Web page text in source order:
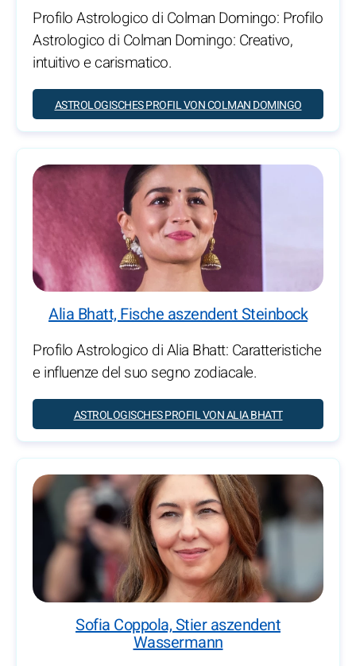
Profilo Astrologico di Colman Domingo: Profilo
Astrologico di Colman Domingo: Creativo,
intuitivo e carismatico.
ASTROLOGISCHES PROFIL VON COLMAN DOMINGO
Alia Bhatt, Fische aszendent Steinbock
Profilo Astrologico di Alia Bhatt: Caratteristiche
e influenze del suo segno zodiacale.
ASTROLOGISCHES PROFIL VON ALIA BHATT
Sofia Coppola, Stier aszendent
Wassermann